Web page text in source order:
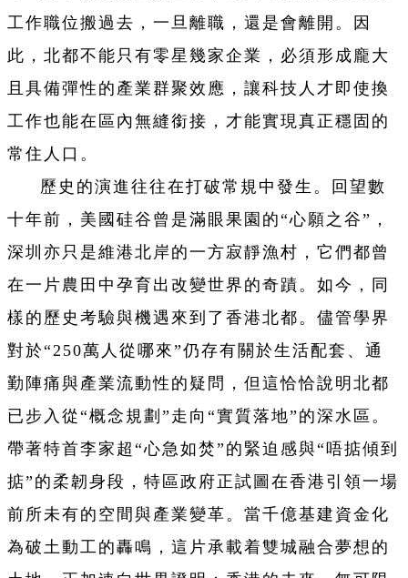
工作職位搬過去，一旦離職，還是會離開。因
此，北都不能只有零星幾家企業，必須形成龐大
且具備彈性的產業群聚效應，讓科技人才即使換
工作也能在區內無縫銜接，才能實現真正穩固的
常住人口。
歷史的演進往往在打破常規中發生。回望數
十年前，美國硅谷曾是滿眼果園的“心願之谷”，
深圳亦只是維港北岸的一方寂靜漁村，它們都曾
在一片農田中孕育出改變世界的奇蹟。如今，同
樣的歷史考驗與機遇來到了香港北都。儘管學界
對於“250萬人從哪來”仍存有關於生活配套、通
勤陣痛與產業流動性的疑問，但這恰恰說明北都
已步入從“概念規劃”走向“實質落地”的深水區。
帶著特首李家超“心急如焚”的緊迫感與“唔掂傾到
掂”的柔韌身段，特區政府正試圖在香港引領一場
前所未有的空間與產業變革。當千億基建資金化
為破土動工的轟鳴，這片承載着雙城融合夢想的